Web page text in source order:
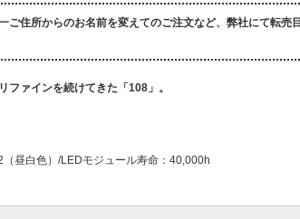
ご住所からのお名前を変えてのご注文など、弊社にて転
ファインを続けてきた「108」。
昼白色）/LEDモジュール寿命：40,000h